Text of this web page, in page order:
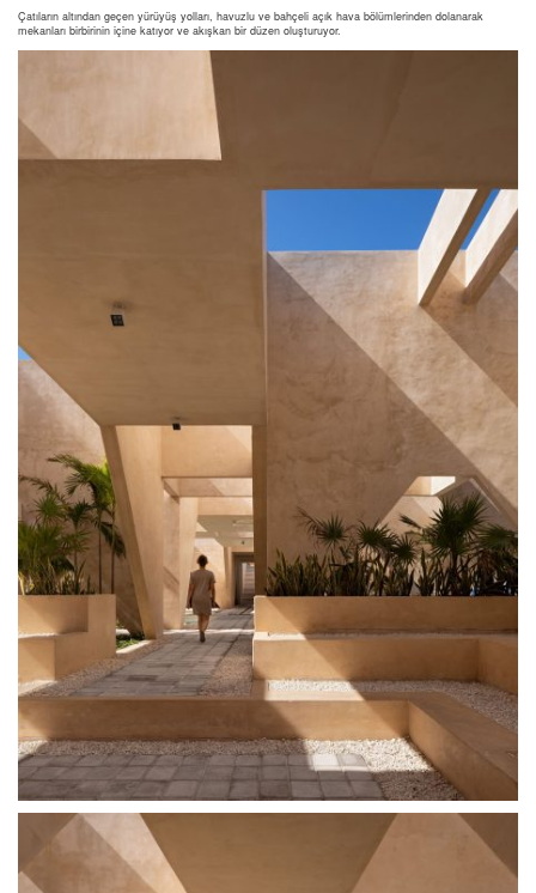
Çatıların altından geçen yürüyüş yolları, havuzlu ve bahçeli açık hava bölümlerinden dolanarak
mekanları birbirinin içine katıyor ve akışkan bir düzen oluşturuyor.